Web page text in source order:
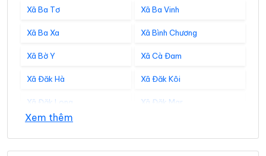
Xã Ba Tơ Xã Ba Vinh
Xã Ba Xa Xã Bình Chương
Xã Bờ Y Xã Cà Đam
Xã Đăk Hà Xã Đăk Kôi
Xã Đăk Long Xã Đăk Mar
Xã Đăk Môn
Xã Đăk Plô Xã Đăk Pxi
Xem thêm